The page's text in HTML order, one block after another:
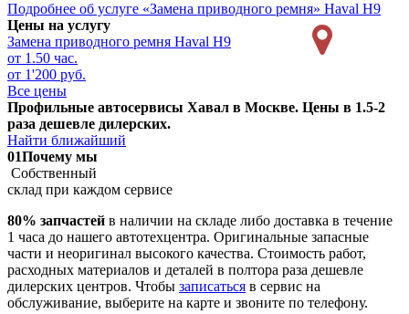
Подробнее об услуге «Замена приводного ремня» Haval H9
Цены на услугу
Замена приводного ремня Haval H9
от 1.50 час.
от 1'200 руб.
Все цены
Профильные автосервисы Хавал в Москве. Цены в 1.5-2
раза дешевле дилерских.
Найти ближайший
01Почему мы
Собственный
склад при каждом сервисе
80% запчастей в наличии на складе либо доставка в течение
1 часа до нашего автотехцентра. Оригинальные запасные
части и неоригинал высокого качества. Стоимость работ,
расходных материалов и деталей в полтора раза дешевле
дилерских центров. Чтобы записаться в сервис на
обслуживание, выберите на карте и звоните по телефону.